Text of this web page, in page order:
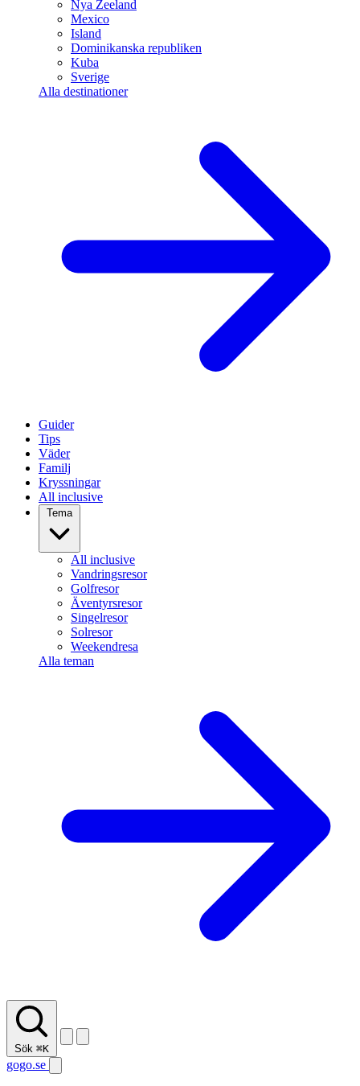
Nya Zeeland
Mexico
Island
Dominikanska republiken
Kuba
Sverige
Alla destinationer
Guider
Tips
Väder
Familj
Kryssningar
All inclusive
Tema
All inclusive
Vandringsresor
Golfresor
Äventyrsresor
Singelresor
Solresor
Weekendresa
Alla teman
Sök ⌘K
gogo.se